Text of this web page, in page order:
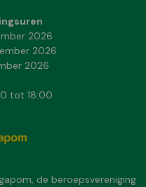
2026
2026
2026
tot 18:00
de beroepsvereniging